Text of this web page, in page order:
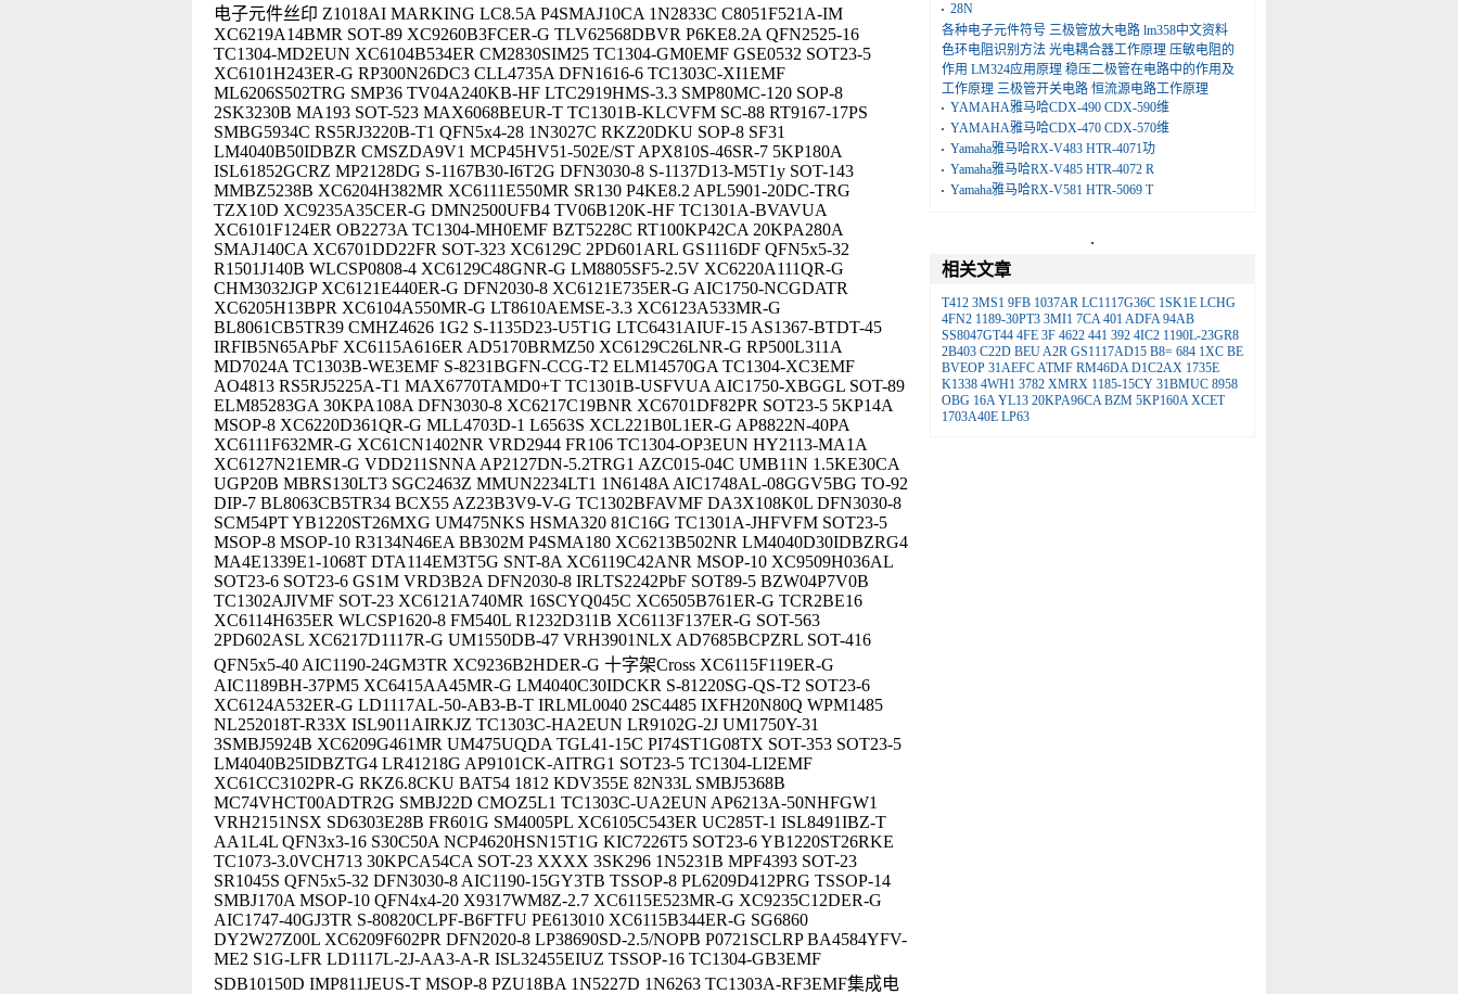
电子元件丝印 Z1018AI MARKING LC8.5A P4SMAJ10CA 1N2833C C8051F521A-IM
XC6219A14BMR SOT-89 XC9260B3FCER-G TLV62568DBVR P6KE8.2A QFN2525-16
TC1304-MD2EUN XC6104B534ER CM2830SIM25 TC1304-GM0EMF GSE0532 SOT23-5
XC6101H243ER-G RP300N26DC3 CLL4735A DFN1616-6 TC1303C-XI1EMF
ML6206S502TRG SMP36 TV04A240KB-HF LTC2919HMS-3.3 SMP80MC-120 SOP-8
2SK3230B MA193 SOT-523 MAX6068BEUR-T TC1301B-KLCVFM SC-88 RT9167-17PS
SMBG5934C RS5RJ3220B-T1 QFN5x4-28 1N3027C RKZ20DKU SOP-8 SF31
LM4040B50IDBZR CMSZDA9V1 MCP45HV51-502E/ST APX810S-46SR-7 5KP180A
ISL61852GCRZ MP2128DG S-1167B30-I6T2G DFN3030-8 S-1137D13-M5T1y SOT-143
MMBZ5238B XC6204H382MR XC6111E550MR SR130 P4KE8.2 APL5901-20DC-TRG
TZX10D XC9235A35CER-G DMN2500UFB4 TV06B120K-HF TC1301A-BVAVUA
XC6101F124ER OB2273A TC1304-MH0EMF BZT5228C RT100KP42CA 20KPA280A
SMAJ140CA XC6701DD22FR SOT-323 XC6129C 2PD601ARL GS1116DF QFN5x5-32
R1501J140B WLCSP0808-4 XC6129C48GNR-G LM8805SF5-2.5V XC6220A111QR-G
CHM3032JGP XC6121E440ER-G DFN2030-8 XC6121E735ER-G AIC1750-NCGDATR
XC6205H13BPR XC6104A550MR-G LT8610AEMSE-3.3 XC6123A533MR-G
BL8061CB5TR39 CMHZ4626 1G2 S-1135D23-U5T1G LTC6431AIUF-15 AS1367-BTDT-45
IRFIB5N65APbF XC6115A616ER AD5170BRMZ50 XC6129C26LNR-G RP500L311A
MD7024A TC1303B-WE3EMF S-8231BGFN-CCG-T2 ELM14570GA TC1304-XC3EMF
AO4813 RS5RJ5225A-T1 MAX6770TAMD0+T TC1301B-USFVUA AIC1750-XBGGL SOT-89
ELM85283GA 30KPA108A DFN3030-8 XC6217C19BNR XC6701DF82PR SOT23-5 5KP14A
MSOP-8 XC6220D361QR-G MLL4703D-1 L6563S XCL221B0L1ER-G AP8822N-40PA
XC6111F632MR-G XC61CN1402NR VRD2944 FR106 TC1304-OP3EUN HY2113-MA1A
XC6127N21EMR-G VDD211SNNA AP2127DN-5.2TRG1 AZC015-04C UMB11N 1.5KE30CA
UGP20B MBRS130LT3 SGC2463Z MMUN2234LT1 1N6148A AIC1748AL-08GGV5BG TO-92
DIP-7 BL8063CB5TR34 BCX55 AZ23B3V9-V-G TC1302BFAVMF DA3X108K0L DFN3030-8
SCM54PT YB1220ST26MXG UM475NKS HSMA320 81C16G TC1301A-JHFVFM SOT23-5
MSOP-8 MSOP-10 R3134N46EA BB302M P4SMA180 XC6213B502NR LM4040D30IDBZRG4
MA4E1339E1-1068T DTA114EM3T5G SNT-8A XC6119C42ANR MSOP-10 XC9509H036AL
SOT23-6 SOT23-6 GS1M VRD3B2A DFN2030-8 IRLTS2242PbF SOT89-5 BZW04P7V0B
TC1302AJIVMF SOT-23 XC6121A740MR 16SCYQ045C XC6505B761ER-G TCR2BE16
XC6114H635ER WLCSP1620-8 FM540L R1232D311B XC6113F137ER-G SOT-563
2PD602ASL XC6217D1117R-G UM1550DB-47 VRH3901NLX AD7685BCPZRL SOT-416
QFN5x5-40 AIC1190-24GM3TR XC9236B2HDER-G 十字架Cross XC6115F119ER-G
AIC1189BH-37PM5 XC6415AA45MR-G LM4040C30IDCKR S-81220SG-QS-T2 SOT23-6
XC6124A532ER-G LD1117AL-50-AB3-B-T IRLML0040 2SC4485 IXFH20N80Q WPM1485
NL252018T-R33X ISL9011AIRKJZ TC1303C-HA2EUN LR9102G-2J UM1750Y-31
3SMBJ5924B XC6209G461MR UM475UQDA TGL41-15C PI74ST1G08TX SOT-353 SOT23-5
LM4040B25IDBZTG4 LR41218G AP9101CK-AITRG1 SOT23-5 TC1304-LI2EMF
XC61CC3102PR-G RKZ6.8CKU BAT54 1812 KDV355E 82N33L SMBJ5368B
MC74VHCT00ADTR2G SMBJ22D CMOZ5L1 TC1303C-UA2EUN AP6213A-50NHFGW1
VRH2151NSX SD6303E28B FR601G SM4005PL XC6105C543ER UC285T-1 ISL8491IBZ-T
AA1L4L QFN3x3-16 S30C50A NCP4620HSN15T1G KIC7226T5 SOT23-6 YB1220ST26RKE
TC1073-3.0VCH713 30KPCA54CA SOT-23 XXXX 3SK296 1N5231B MPF4393 SOT-23
SR1045S QFN5x5-32 DFN3030-8 AIC1190-15GY3TB TSSOP-8 PL6209D412PRG TSSOP-14
SMBJ170A MSOP-10 QFN4x4-20 X9317WM8Z-2.7 XC6115E523MR-G XC9235C12DER-G
AIC1747-40GJ3TR S-80820CLPF-B6FTFU PE613010 XC6115B344ER-G SG6860
DY2W27Z00L XC6209F602PR DFN2020-8 LP38690SD-2.5/NOPB P0721SCLRP BA4584YFV-
ME2 S1G-LFR LD1117L-2J-AA3-A-R ISL32455EIUZ TSSOP-16 TC1304-GB3EMF
SDB10150D IMP811JEUS-T MSOP-8 PZU18BA 1N5227D 1N6263 TC1303A-RF3EMF集成电
28N
各种电子元件符号 三极管放大电路 lm358中文资料
色环电阻识别方法 光电耦合器工作原理 压敏电阻的
作用 LM324应用原理 稳压二极管在电路中的作用及
工作原理 三极管开关电路 恒流源电路工作原理
YAMAHA雅马哈CDX-490 CDX-590维
YAMAHA雅马哈CDX-470 CDX-570维
Yamaha雅马哈RX-V483 HTR-4071功
Yamaha雅马哈RX-V485 HTR-4072 R
Yamaha雅马哈RX-V581 HTR-5069 T
.
相关文章
T412 3MS1 9FB 1037AR LC1117G36C 1SK1E LCHG
4FN2 1189-30PT3 3MI1 7CA 401ADFA 94AB
SS8047GT44 4FE 3F 4622 441 392 4IC2 1190L-23GR8
2B403 C22D BEUA2R GS1117AD15 B8= 684 1XC BE
BVEOP 31AEFCATMF RM46DA D1C2AX 1735E
K1338 4WH1 3782 XMRX 1185-15CY 31BMUC 8958
OBG 16A YL13 20KPA96CA BZM 5KP160A XCET
1703A40E LP63